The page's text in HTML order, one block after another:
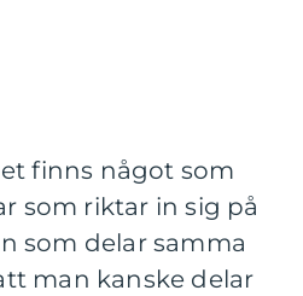
finns något som
som riktar in sig på
som delar samma
man kanske delar